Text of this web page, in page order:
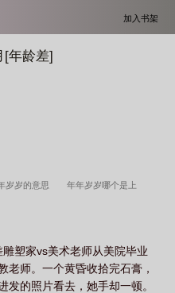
加入书架
[年龄差]
岁岁的意思 年年岁岁哪个是上
文免费阅读 年年岁岁下一句是什
塑家vs美术老师从美院毕业
老师。一个黄昏收拾完石膏，
的照片看去，她手却一顿。